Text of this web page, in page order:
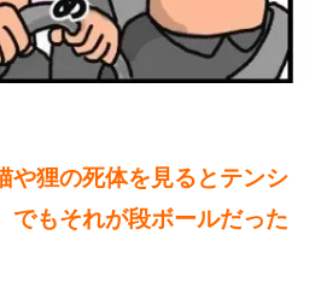
や狸の死体を見るとテンシ
でもそれが段ボールだった